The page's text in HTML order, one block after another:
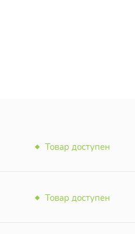
Товар доступен
Товар доступен